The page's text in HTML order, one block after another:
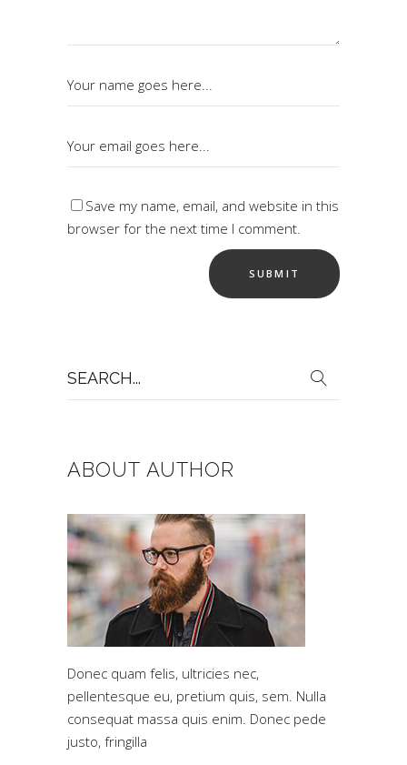
Save my name, email, and website in this
browser for the next time I comment.
for:
ABOUT AUTHOR
Donec quam felis, ultricies nec,
pellentesque eu, pretium quis, sem. Nulla
consequat massa quis enim. Donec pede
justo, fringilla